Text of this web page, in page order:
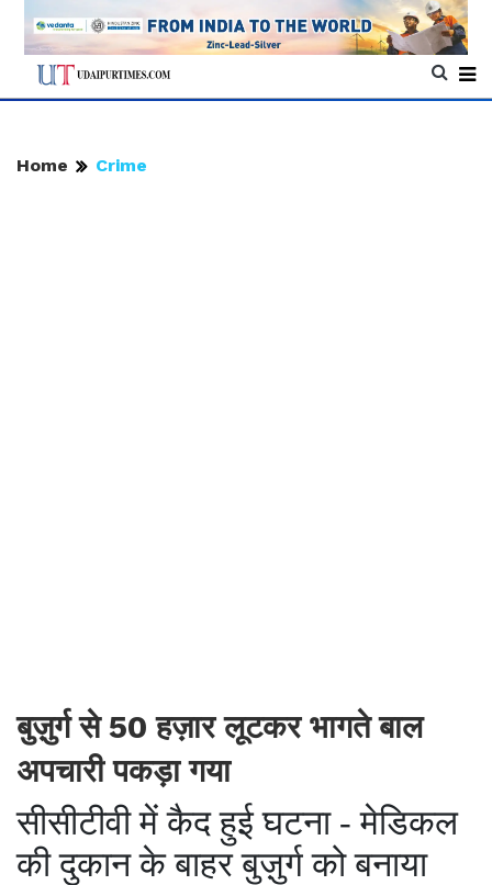
Home Crime
बुज़ुर्ग से 50 हज़ार लूटकर भागते बाल
अपचारी पकड़ा गया
सीसीटीवी में कैद हुई घटना - मेडिकल
की दुकान के बाहर बुज़ुर्ग को बनाया